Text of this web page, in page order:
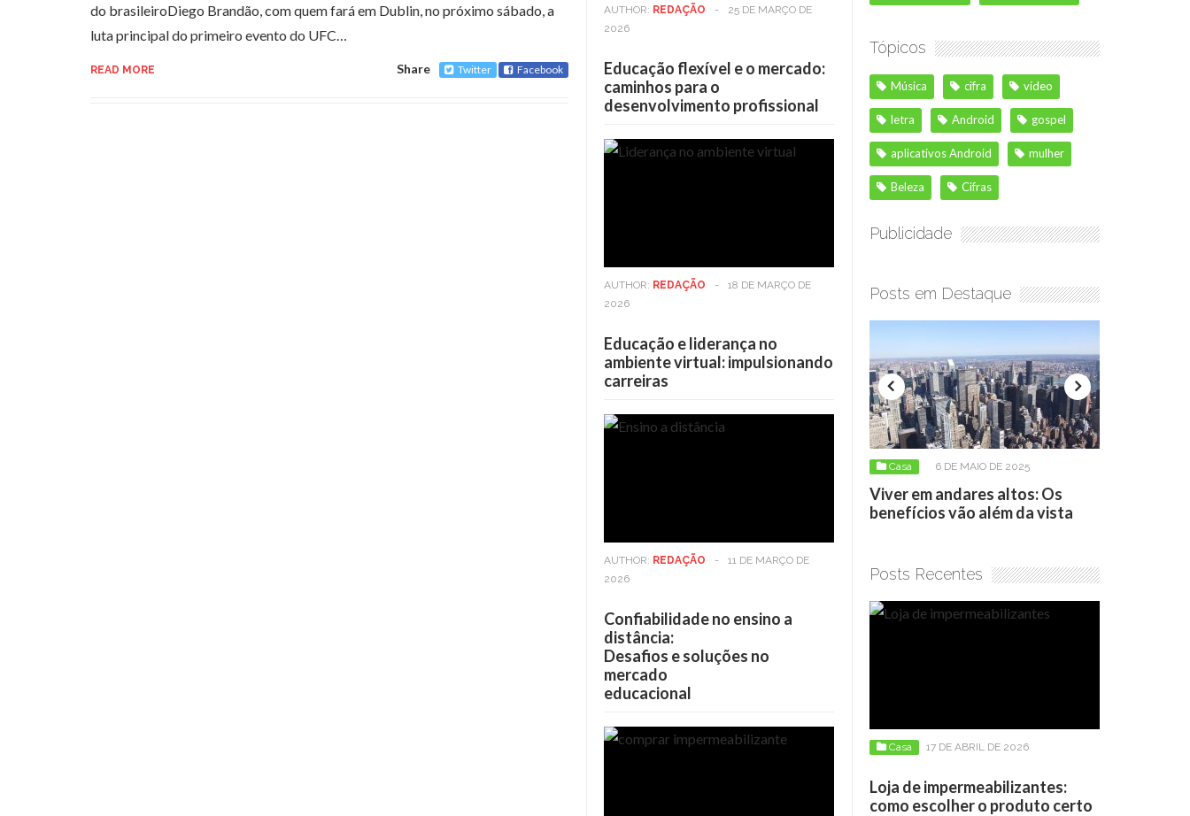
do brasileiroDiego Brandão, com quem fará em Dublin, no próximo sábado, a
luta principal do primeiro evento do UFC…
READ MORE Share Twitter Facebook
AUTHOR: REDAÇÃO -
25 DE MARÇO DE
2026
Educação flexível e o mercado:
caminhos para o
desenvolvimento profissional
AUTHOR: REDAÇÃO -
18 DE MARÇO DE
2026
Educação e liderança no
ambiente virtual: impulsionando
carreiras
AUTHOR: REDAÇÃO -
11 DE MARÇO DE
2026
Confiabilidade no ensino a
distância:
Desafios e soluções no
mercado
educacional
Tópicos
Música cifra vídeo
letra Android gospel
aplicativos Android mulher
Beleza Cifras
Publicidade
Posts em Destaque
6 DE MAIO DE 2025
Viver em andares altos: Os
benefícios vão além da vista
Casa
Loja de impermeabilizantes:
como escolher o produto certo
Posts Recentes
Casa 17 DE ABRIL DE 2026
Loja de impermeabilizantes:
como escolher o produto certo